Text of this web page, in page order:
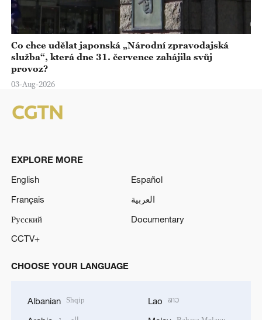
Co chce udělat japonská „Národní zpravodajská
služba“, která dne 31. července zahájila svůj
provoz?
03-Aug-2026
EXPLORE MORE
English
Español
Français
العربية
Русский
Documentary
CCTV+
CHOOSE YOUR LANGUAGE
Albanian Shqip Lao ລາວ